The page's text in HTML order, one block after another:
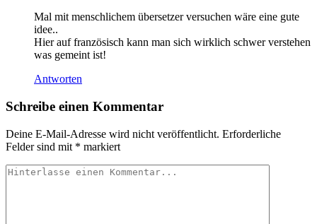
Mal mit menschlichem übersetzer versuchen wäre eine gute
idee..
Hier auf französisch kann man sich wirklich schwer verstehen
was gemeint ist!
Antworten
Schreibe einen Kommentar
Deine E-Mail-Adresse wird nicht veröffentlicht. Erforderliche
Felder sind mit * markiert